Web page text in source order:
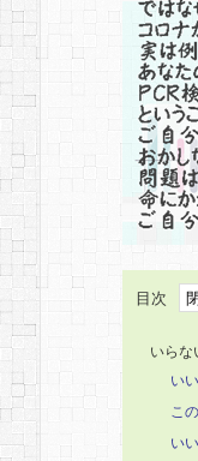
目次
いら
い
こ
い